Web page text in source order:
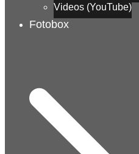
Videos (YouTube)
Fotobox